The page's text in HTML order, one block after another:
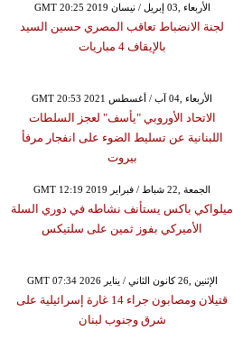
GMT 20:25 2019 الأربعاء ,03 إبريل / نيسان
لجنة الانضباط تعاقب المصري حسين السيد
بالإيقاف 4 مباريات
GMT 20:53 2021 الأربعاء ,04 آب / أغسطس
الاتحاد الأوروبي "يأسف" لعجز السلطات
اللبنانية عن تسليط الضوء على انفجار مرفأ
بيروت
GMT 12:19 2019 الجمعة ,22 شباط / فبراير
ميلواكي باكس يستأنف نشاطه في دوري السلة
الأميركي بفوز ثمين على سلتيكس
GMT 07:34 2026 الإثنين ,26 كانون الثاني / يناير
قتيلان ومصابون جراء 14 غارة إسرائيلية على
شرق وجنوب لبنان